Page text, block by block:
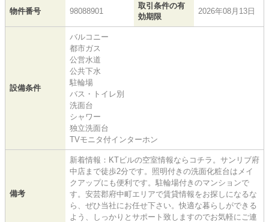
物件番号 98088901
取引条件の有
効期限
2026年08月13日
設備条件
バルコニー
都市ガス
公営水道
公共下水
駐輪場
バス・トイレ別
洗面台
シャワー
独立洗面台
TVモニタ付インターホン
備考
新着情報：KTビルの空室情報ならコチラ。サンリブ府
中店まで徒歩2分です。照明付きの洗面化粧台はメイ
クアップにも便利です。駐輪場付きのマンションで
す。安芸郡府中町エリアで賃貸情報をお探しになるな
ら、ぜひ当社にお任せ下さい。快適な暮らしができる
よう、しっかりとサポート致しますのでお気軽にご連